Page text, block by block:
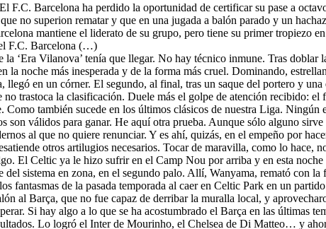
F.C. Barcelona ha perdido la oportunidad de certificar su pase a
no superion rematar y que en una jugada a balón parado y un
mantiene el liderato de su grupo, pero tiene su primer tropiezo
F.C. Barcelona (…)
la ‘Era Vilanova’ tenía que llegar. No hay técnico inmune. Tras
la noche más inesperada y de la forma más cruel. Dominando,
en un córner. El segundo, al final, tras un saque del portero y
trastoca la clasificación. Duele más el golpe de atención recibido:
Como también sucede en los últimos clásicos de nuestra Liga.
son válidos para ganar. He aquí otra prueba. Aunque sólo alguno
al que no quiere renunciar. Y es ahí, quizás, en el empeño por
otros artilugios necesarios. Tocar de maravilla, como lo hace,
El Celtic ya le hizo sufrir en el Camp Nou por arriba y en esta
sistema en zona, en el segundo palo. Allí, Wanyama, remató con
fantasmas de la pasada temporada al caer en Celtic Park en un
al Barça, que no fue capaz de derribar la muralla local, y
Si hay algo a lo que se ha acostumbrado el Barça en las últimas
Lo logró el Inter de Mourinho, el Chelsea de Di Matteo… y